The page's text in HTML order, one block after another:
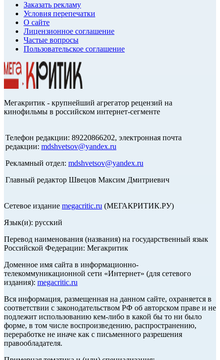
Заказать рекламу
Условия перепечатки
О сайте
Лицензионное соглашение
Частые вопросы
Пользовательское соглашение
Мегакритик - крупнейший агрегатор рецензий на
кинофильмы в российском интернет-сегменте
Телефон редакции: 89220866202, электронная почта
редакции: mdshvetsov@yandex.ru
Рекламный отдел: mdshvetsov@yandex.ru
Главный редактор Швецов Максим Дмитриевич
Сетевое издание megacritic.ru (МЕГАКРИТИК.РУ)
Язык(и): русский
Перевод наименования (названия) на государственный язык
Российской Федерации: Мегакритик
Доменное имя сайта в информационно-
телекоммуникационной сети «Интернет» (для сетевого
издания): megacritic.ru
Вся информация, размещенная на данном сайте, охраняется в
соответствии с законодательством РФ об авторском праве и не
подлежит использованию кем-либо в какой бы то ни было
форме, в том числе воспроизведению, распространению,
переработке не иначе как с письменного разрешения
правообладателя.